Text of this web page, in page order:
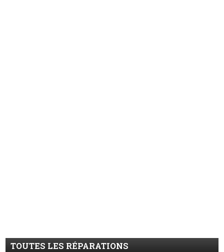
TOUTES LES RÉPARATIONS